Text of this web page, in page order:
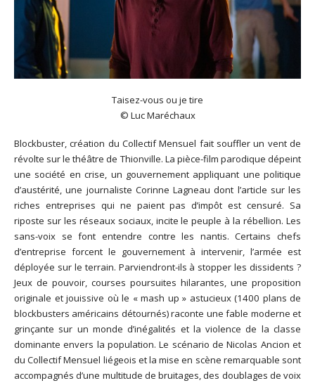
Taisez-vous ou je tire
© Luc Maréchaux
Blockbuster, création du Collectif Mensuel fait souffler un vent de
révolte sur le théâtre de Thionville. La pièce-film parodique dépeint
une société en crise, un gouvernement appliquant une politique
d’austérité, une journaliste Corinne Lagneau dont l’article sur les
riches entreprises qui ne paient pas d’impôt est censuré. Sa
riposte sur les réseaux sociaux, incite le peuple à la rébellion. Les
sans-voix se font entendre contre les nantis. Certains chefs
d’entreprise forcent le gouvernement à intervenir, l’armée est
déployée sur le terrain. Parviendront-ils à stopper les dissidents ?
Jeux de pouvoir, courses poursuites hilarantes, une proposition
originale et jouissive où le « mash up » astucieux (1400 plans de
blockbusters américains détournés) raconte une fable moderne et
grinçante sur un monde d’inégalités et la violence de la classe
dominante envers la population. Le scénario de Nicolas Ancion et
du Collectif Mensuel liégeois et la mise en scène remarquable sont
accompagnés d’une multitude de bruitages, des doublages de voix